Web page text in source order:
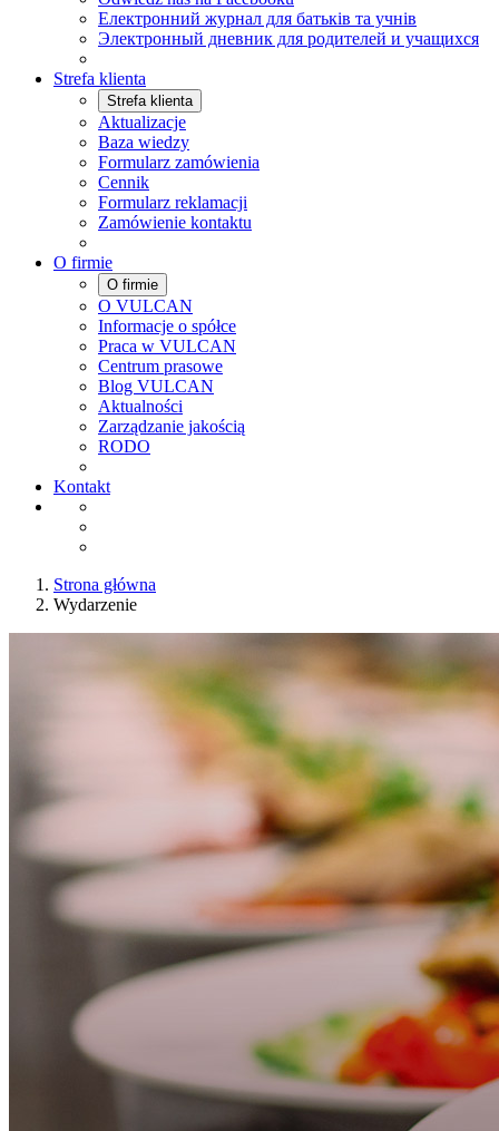
Електронний журнал для батьків та учнів
Электронный дневник для родителей и учащихся
Strefa klienta
Strefa klienta
Aktualizacje
Baza wiedzy
Formularz zamówienia
Cennik
Formularz reklamacji
Zamówienie kontaktu
O firmie
O firmie
O VULCAN
Informacje o spółce
Praca w VULCAN
Centrum prasowe
Blog VULCAN
Aktualności
Zarządzanie jakością
RODO
Kontakt
Strona główna
Wydarzenie